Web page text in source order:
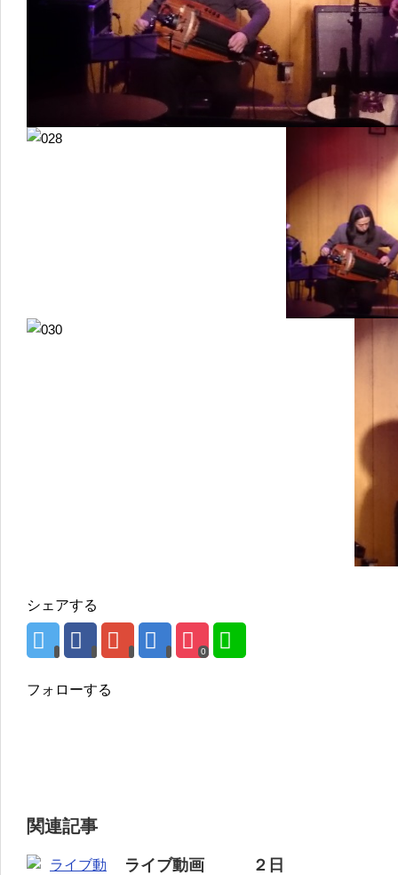
シェアする
0
フォローする
関連記事
ライブ動画 ２日